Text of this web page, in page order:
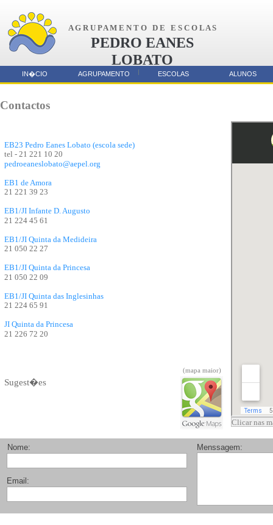
A G R U P A M E N T O D E E S C O L A S
PEDRO EANES
LOBATO
AMORA
EB23 Pedro Eanes Lobato (escola sede)
tel - 21 221 10 20
pedroeaneslobato@aepel.org
EB1 de Amora
21 221 39 23
EB1/JI Infante D. Augusto
21 224 45 61
EB1/JI Quinta da Medideira
21 050 22 27
EB1/JI Quinta da Princesa
21 050 22 09
EB1/JI Quinta das Inglesinhas
21 224 65 91
JI Quinta da Princesa
21 226 72 20
Sugest�es
Contactos
Nome:
Email:
Menssagem:
Clicar nas
(mapa maior)
Parcerias
IN�CIO AGRUPAMENTO ESCOLAS ALUNOS